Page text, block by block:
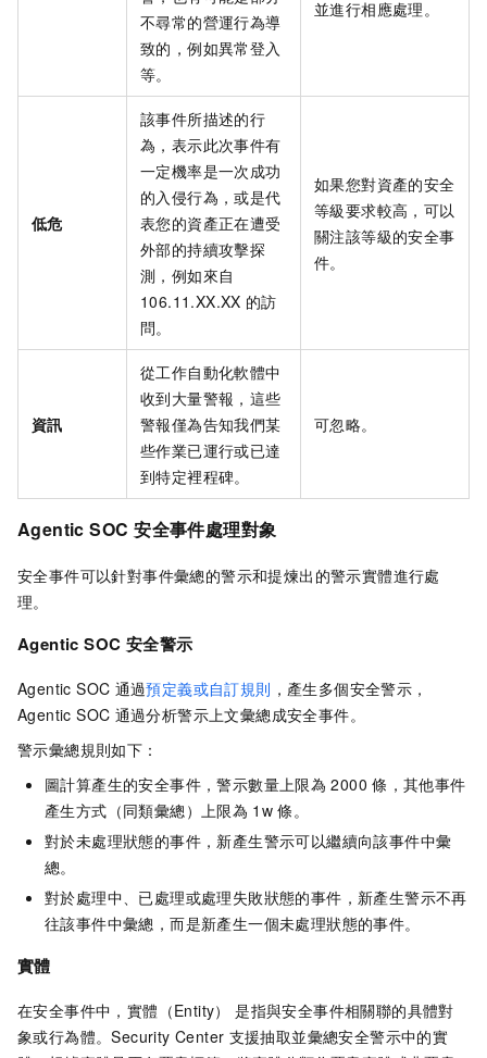
不尋常的營運行為導
致的，例如異常登入
等。
並進行相應處理。
低危
該事件所描述的行
為，表示此次事件有
一定機率是一次成功
的入侵行為，或是代
表您的資產正在遭受
外部的持續攻擊探
測，例如來自
106.11.XX.XX 的訪
問。
如果您對資產的安全
等級要求較高，可以
關注該等級的安全事
件。
資訊
從工作自動化軟體中
收到大量警報，這些
警報僅為告知我們某
些作業已運行或已達
到特定裡程碑。
可忽略。
Agentic SOC 安全事件處理對象
安全事件可以針對事件彙總的警示和提煉出的警示實體進行處
理。
Agentic SOC 安全警示
Agentic SOC 通過預定義或自訂規則 ，產生多個安全警示，
Agentic SOC 通過分析警示上文彙總成安全事件。
警示彙總規則如下：
圖計算產生的安全事件，警示數量上限為 2000 條，其他事件
產生方式（同類彙總）上限為 1w 條。
對於未處理狀態的事件，新產生警示可以繼續向該事件中彙
總。
對於處理中、已處理或處理失敗狀態的事件，新產生警示不再
往該事件中彙總，而是新產生一個未處理狀態的事件。
實體
在安全事件中，實體（Entity） 是指與安全事件相關聯的具體對
象或行為體。Security Center 支援抽取並彙總安全警示中的實